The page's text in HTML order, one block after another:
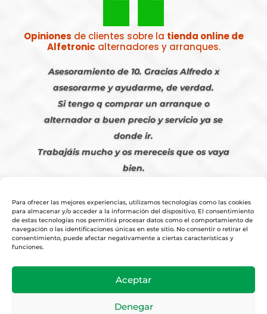
Para ofrecer las mejores experiencias, utilizamos tecnologías como las cookies
para almacenar y/o acceder a la información del dispositivo. El consentimiento
de estas tecnologías nos permitirá procesar datos como el comportamiento de
navegación o las identificaciones únicas en este sitio. No consentir o retirar el
consentimiento, puede afectar negativamente a ciertas características y
funciones.
Aceptar
Denegar
Opiniones de clientes sobre la tienda online de
Alfetronic alternadores y arranques.
Asesoramiento de 10. Gracias Alfredo x
asesorarme y ayudarme, de verdad.
Si tengo q comprar un arranque o
alternador a buen precio y servicio ya se
donde ir.
Trabajáis mucho y os mereceis que os vaya
bien.
Condiciones Venta Online
Diseño y Posicionamiento Web,Agencia web-espana.es